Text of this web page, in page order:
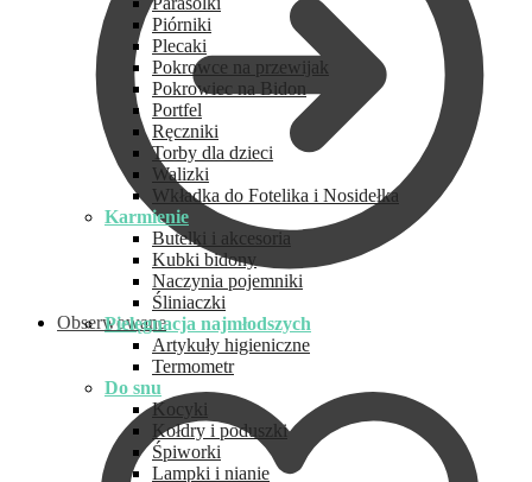
Obserwowane
Piórniki
Plecaki
Pokrowce na przewijak
Pokrowiec na Bidon
Portfel
Ręczniki
Torby dla dzieci
Walizki
Wkładka do Fotelika i Nosidełka
Karmienie
Butelki i akcesoria
Kubki bidony
Naczynia pojemniki
Śliniaczki
Pielęgnacja najmłodszych
Artykuły higieniczne
Termometr
Do snu
Kocyki
Kołdry i poduszki
Śpiworki
Lampki i nianie